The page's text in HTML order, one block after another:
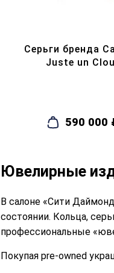
Серьги бренда
Juste un Clou
590 000
Ювелирные
В салоне «Сити
состоянии. Кольца,
профессиональные
Покупая pre-owned